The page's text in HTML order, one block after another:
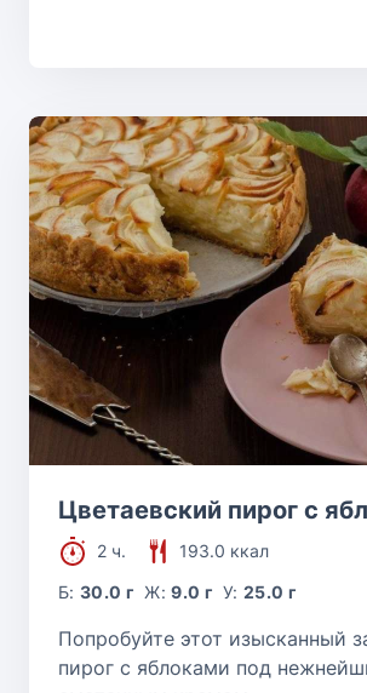
Цветаевский пирог с
2 ч.
193.0 ккал
Б:30.0 г Ж:9.0 г У:25.0 г
Попробуйте этот изысканный
пирог с яблоками под